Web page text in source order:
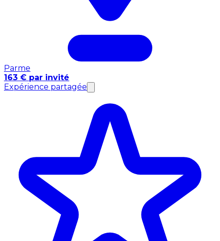
Parme
163 € par invité
Expérience partagée